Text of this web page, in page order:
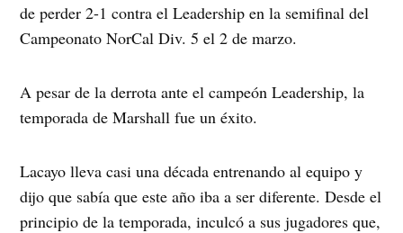
de perder 2-1 contra el Leadership en la semifinal del
Campeonato NorCal Div. 5 el 2 de marzo.
A pesar de la derrota ante el campeón Leadership, la
temporada de Marshall fue un éxito.
Lacayo lleva casi una década entrenando al equipo y
dijo que sabía que este año iba a ser diferente. Desde el
principio de la temporada, inculcó a sus jugadores que,